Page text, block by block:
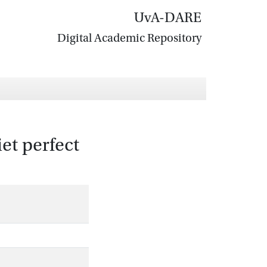
UvA-DARE
Digital Academic Repository
perfect